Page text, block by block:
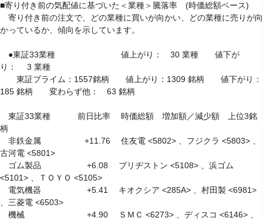
■寄り付き前の気配値に基づいた＜業種＞騰落率　(時価総額ベース)
寄り付き前の注文で、どの業種に買いが向かい、どの業種に売りが向
かっているか、傾向を示しています。
●東証33業種　　　　　　　　値上がり：　30 業種　　値下が
り：　 3 業種
東証プライム：1557銘柄　　値上がり：1309 銘柄　　値下がり：
185 銘柄　　変わらず他：　63 銘柄
東証33業種　　　 前日比率　 時価総額　増加額／減少額　上位3銘
柄
非鉄金属　　　　　 +11.76 　住友電 <5802> 、フジクラ <5803> 、
古河電 <5801>
ゴム製品　　　　 　 +6.08 　ブリヂストン <5108> 、浜ゴム
<5101> 、ＴＯＹＯ <5105>
電気機器　　　　 　 +5.41 　キオクシア <285A> 、村田製 <6981>
、三菱電 <6503>
機械　　　　　　 　 +4.90 　ＳＭＣ <6273> 、ディスコ <6146> 、